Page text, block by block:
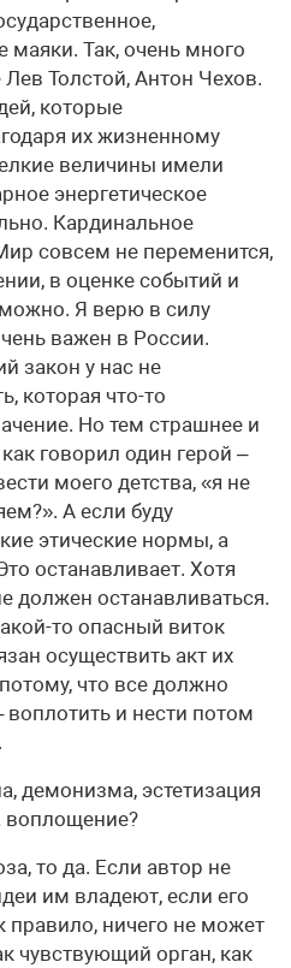
маяки. Так, очень много
Толстой, Антон Чехов.
которые
их жизненному
величины имели
энергетическое
Кардинальное
совсем не переменится,
в оценке событий и
Я верю в силу
важен в России.
закон у нас не
которая что-то
Но тем страшнее и
говорил один герой –
моего детства, «я не
А если буду
этические нормы, а
останавливает. Хотя
должен останавливаться.
то опасный виток
осуществить акт их
что все должно
воплотить и нести потом
демонизма, эстетизация
воплощение?
то да. Если автор не
им владеют, если его
правило, ничего не может
чувствующий орган, как